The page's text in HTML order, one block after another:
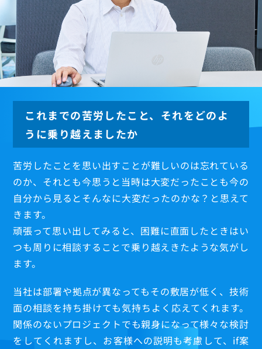
これまでの苦労したこと、それをどのよ
うに乗り越えましたか
苦労したことを思い出すことが難しいのは忘れている
のか、それとも今思うと当時は大変だったことも今の
自分から見るとそんなに大変だったのかな？と思えて
きます。
頑張って思い出してみると、困難に直面したときはい
つも周りに相談することで乗り越えきたような気がし
ます。
当社は部署や拠点が異なってもその敷居が低く、技術
面の相談を持ち掛けても気持ちよく応えてくれます。
関係のないプロジェクトでも親身になって様々な検討
をしてくれますし、お客様への説明も考慮して、if案